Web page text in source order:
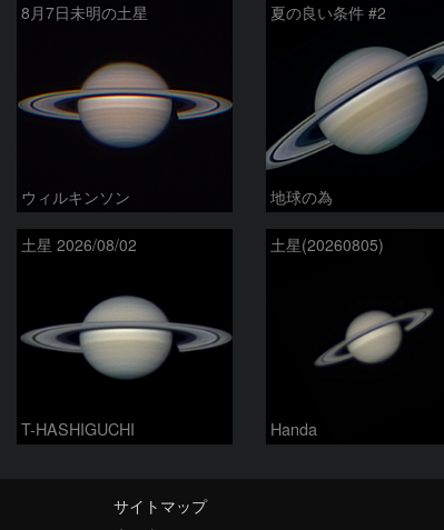
8月7日未明の土星
ウィルキンソン
夏の良い条件 #2
地球の為
土星 2026/08/02
T-HASHIGUCHI
土星(20260805)
Handa
サイトマップ